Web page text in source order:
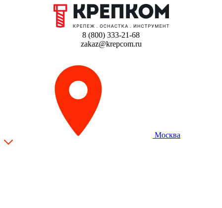
8 (800) 333-21-68
zakaz@krepcom.ru
Москва